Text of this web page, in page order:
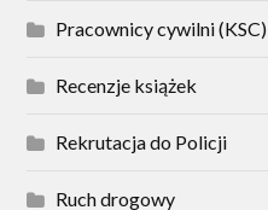
Pracownicy cywilni (KSC)
Recenzje książek
Rekrutacja do Policji
Ruch drogowy